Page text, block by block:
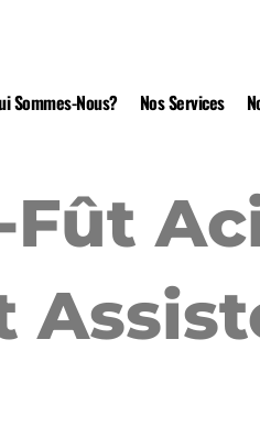
Sommes-Nous? Nos Services